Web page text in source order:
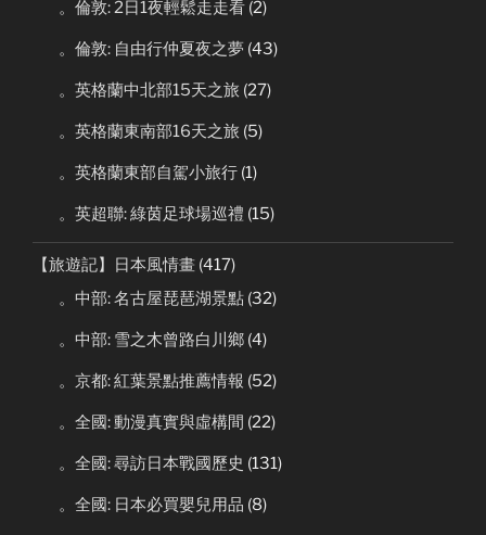
。倫敦: 2日1夜輕鬆走走看 (2)
。倫敦: 自由行仲夏夜之夢 (43)
。英格蘭中北部15天之旅 (27)
。英格蘭東南部16天之旅 (5)
。英格蘭東部自駕小旅行 (1)
。英超聯: 綠茵足球場巡禮 (15)
【旅遊記】日本風情畫 (417)
。中部: 名古屋琵琶湖景點 (32)
。中部: 雪之木曾路白川鄉 (4)
。京都: 紅葉景點推薦情報 (52)
。全國: 動漫真實與虛構間 (22)
。全國: 尋訪日本戰國歷史 (131)
。全國: 日本必買嬰兒用品 (8)